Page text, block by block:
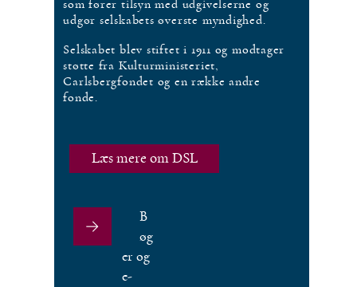
som fører tilsyn med udgivelserne og
udgør selskabets øverste myndighed.
Selskabet blev stiftet i 1911 og modtager
støtte fra Kulturministeriet,
Carlsbergfondet og en række andre
fonde.
Læs mere om DSL
B
øg
er og
e-